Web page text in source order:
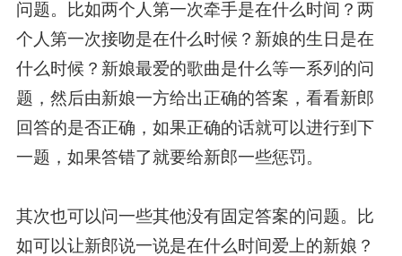
问题。比如两个人第一次牵手是在什么时间？两
个人第一次接吻是在什么时候？新娘的生日是在
什么时候？新娘最爱的歌曲是什么等一系列的问
题，然后由新娘一方给出正确的答案，看看新郎
回答的是否正确，如果正确的话就可以进行到下
一题，如果答错了就要给新郎一些惩罚。
其次也可以问一些其他没有固定答案的问题。比
如可以让新郎说一说是在什么时间爱上的新娘？